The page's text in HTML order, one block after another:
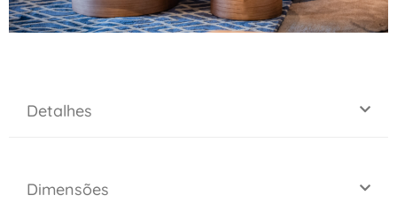
Detalhes
Dimensões